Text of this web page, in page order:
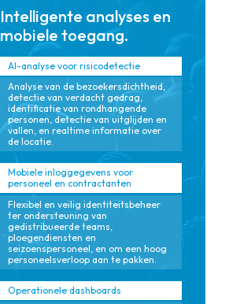
Intelligente analyses en
mobiele toegang.
AI-analyse voor risicodetectie
Analyse van de bezoekersdichtheid,
detectie van verdacht gedrag,
identificatie van rondhangende
personen, detectie van uitglijden en
vallen, en realtime informatie over
de locatie.
Mobiele inloggegevens voor
personeel en contractanten
Flexibel en veilig identiteitsbeheer
ter ondersteuning van
gedistribueerde teams,
ploegendiensten en
seizoenspersoneel, en om een ​​hoog
personeelsverloop aan te pakken.
Operationele dashboards